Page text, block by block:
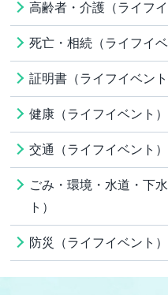
高齢者・介護（ライフイ
死亡・相続（ライフイベ
証明書（ライフイベント
健康（ライフイベント）
交通（ライフイベント）
ごみ・環境・水道・下
ト）
防災（ライフイベント）